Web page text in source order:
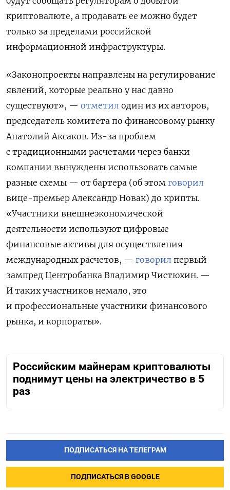
криптовалюте, а продавать ее можно будет
только за пределами российской
информационной инфраструктуры.
«Законопроекты направлены на регулирование
явлений, которые реально у нас давно
существуют», — отметил один из их авторов,
председатель комитета по финансовому рынку
Анатолий Аксаков. Из-за проблем
с традиционными расчетами через банки
компании вынуждены использовать самые
разные схемы — от бартера (об этом говорил
вице-премьер Александр Новак) до крипты.
«Участники внешнеэкономической
деятельности используют цифровые
финансовые активы для осуществления
международных расчетов, — говорил первый
зампред Центробанка Владимир Чистюхин. —
И таких участников немало, это
и профессиональные участники финансового
рынка, и корпораты».
Российским майнерам криптовалюты
поднимут цены на электричество в 5
раз
ПОДПИСАТЬСЯ НА ТЕЛЕГРАМ
ПОДПИСАТЬСЯ В GOOGLE